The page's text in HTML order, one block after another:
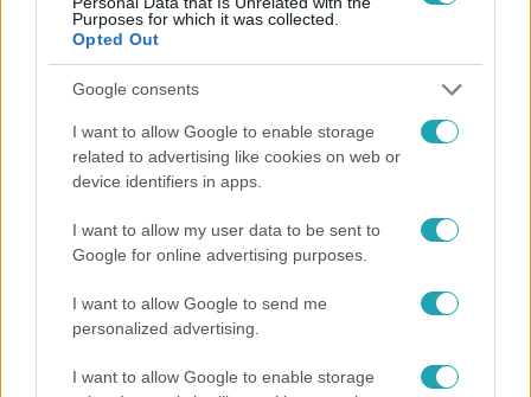
Purposes for which it was collected.
Opted Out
Google consents
I want to allow Google to enable storage
related to advertising like cookies on web or
device identifiers in apps.
I want to allow my user data to be sent to
Google for online advertising purposes.
I want to allow Google to send me
personalized advertising.
I want to allow Google to enable storage
Népszerű